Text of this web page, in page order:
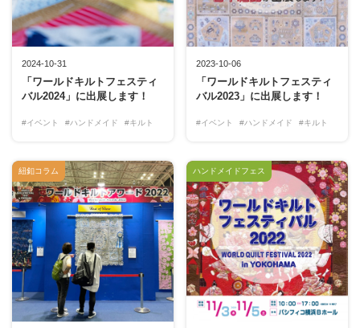
2024-10-31
「ワールドキルトフェスティ
バル2024」に出展します！
#イベント #ハンドメイド #キルト
2023-10-06
「ワールドキルトフェスティ
バル2023」に出展します！
#イベント #ハンドメイド #キルト
紐釦コラム ハンドメイドフェス